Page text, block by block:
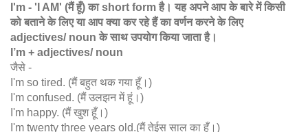
I'm - 'I AM' (मैं हूँ) का short form है। यह अपने आप के बारे में किसी
को बताने के लिए या आप क्या कर रहे हैं का वर्णन करने के लिए
adjectives/ noun के साथ उपयोग किया जाता है।
I’m + adjectives/ noun
जैसे -
I'm so tired. (मैं बहुत थक गया हूँ।)
I'm confused. (मैं उलझन में हूं।)
I'm happy. (मैं खुश हूँ।)
I'm twenty three years old.(मैं तेईस साल का हूँ।)